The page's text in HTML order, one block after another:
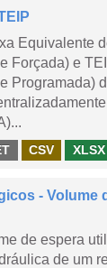
Equivalente
Forçada) e
Programada)
CSV XLSX
- Volume
de espera
de um